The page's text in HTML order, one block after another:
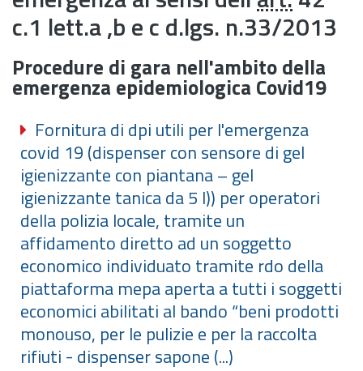
c.1 lett.a ,b e c d.lgs. n.33/2013
Procedure di gara nell'ambito della
emergenza epidemiologica Covid19
Fornitura di dpi utili per l'emergenza
covid 19 (dispenser con sensore di gel
igienizzante con piantana – gel
igienizzante tanica da 5 l)) per operatori
della polizia locale, tramite un
affidamento diretto ad un soggetto
economico individuato tramite rdo della
piattaforma mepa aperta a tutti i soggetti
economici abilitati al bando “beni prodotti
monouso, per le pulizie e per la raccolta
rifiuti - dispenser sapone (...)